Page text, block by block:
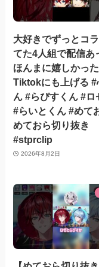
大好きでずっとコ
てた4人組で配信あ
ほんまに嬉しかっ
Tiktokにも上げる #
ん #らぴすくん #ロ
#らいとくん #めて
めておら切り抜き
#stprclip
2026年8月2日